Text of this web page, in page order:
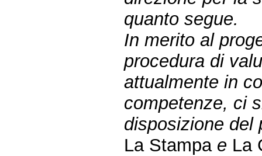
quanto segue.
In merito al
procedura di
attualmente in
competenze, ci
disposizione del
La Stampa e La